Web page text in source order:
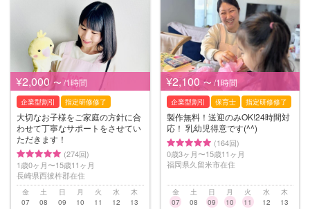
ったサポーターの中から、ご予算や依頼内容に合わせて選んでいただけます。
¥2,000 〜 /1時間
企業型割引 指定研修修了
大切なお子様をご家庭の方針に合
わせて丁寧なサポートをさせてい
ただきます！
(274回)
1歳0ヶ月〜15歳11ヶ月
長崎県西彼杵郡在住
金
07
土
08
日
09
月
10
火
11
水
12
木
13
¥2,100 〜 /1時間
企業型割引 保育士 指定研修修了
製作無料！送迎のみOK!24時間対
応！ 乳幼児得意です(^^)
(164回)
0歳3ヶ月〜15歳11ヶ月
福岡県久留米市在住
金
07
土
08
日
09
月
10
火
11
水
12
木
13